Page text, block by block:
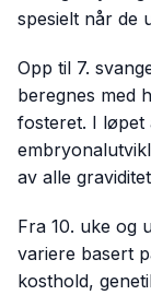
spesielt når de
Opp til 7.
beregnes med
fosteret. I løpet
av alle
Fra 10. uke og
variere basert
kosthold,